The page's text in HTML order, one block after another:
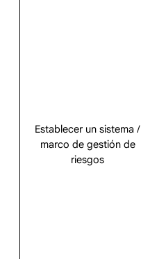
Establecer un sistema /
marco de gestión de
riesgos